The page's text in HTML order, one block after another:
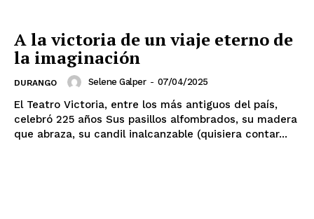
A la victoria de un viaje eterno de
la imaginación
DURANGO Selene Galper - 07/04/2025
El Teatro Victoria, entre los más antiguos del país,
celebró 225 años Sus pasillos alfombrados, su madera
que abraza, su candil inalcanzable (quisiera contar...